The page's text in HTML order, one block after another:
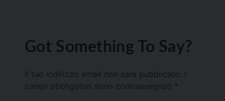
Got Something To Say?
Il tuo indirizzo email non sarà pubblicato.
campi obbligatori sono contrassegnati *